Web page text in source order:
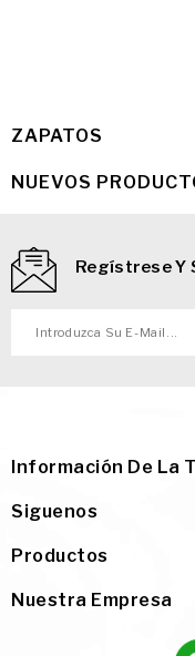
ZAPATOS
NUEVOS
Regístrese Y
Información De La
Siguenos
Productos
Nuestra Empresa